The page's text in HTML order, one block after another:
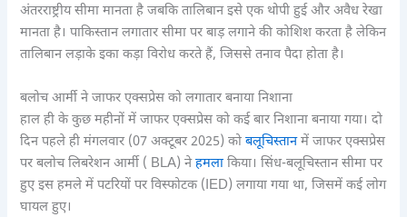
अंतरराष्ट्रीय सीमा मानता है जबकि तालिबान इसे एक थोपी हुई और अवैध रेखा
मानता है। पाकिस्तान लगातार सीमा पर बाड़ लगाने की कोशिश करता है लेकिन
तालिबान लड़ाके इका कड़ा विरोध करते हैं, जिससे तनाव पैदा होता है।
बलोच आर्मी ने जाफर एक्सप्रेस को लगातार बनाया निशाना
हाल ही के कुछ महीनों में जाफर एक्सप्रेस को कई बार निशाना बनाया गया। दो
दिन पहले ही मंगलवार (07 अक्टूबर 2025) कोबलूचिस्तानमें जाफर एक्सप्रेस
पर बलोच लिबरेशन आर्मी ( BLA) नेहमलाकिया। सिंध-बलूचिस्तान सीमा पर
हुए इस हमले में पटरियों पर विस्फोटक (IED) लगाया गया था, जिसमें कई लोग
घायल हुए।